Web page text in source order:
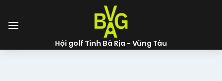
content
Hội golf Tỉnh Bà Rịa - Vũng Tàu